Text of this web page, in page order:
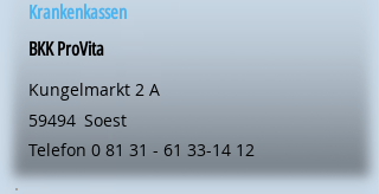
Krankenkassen
BKK ProVita
Kungelmarkt 2 A
59494 Soest
Telefon 0 81 31 - 61 33-14 12